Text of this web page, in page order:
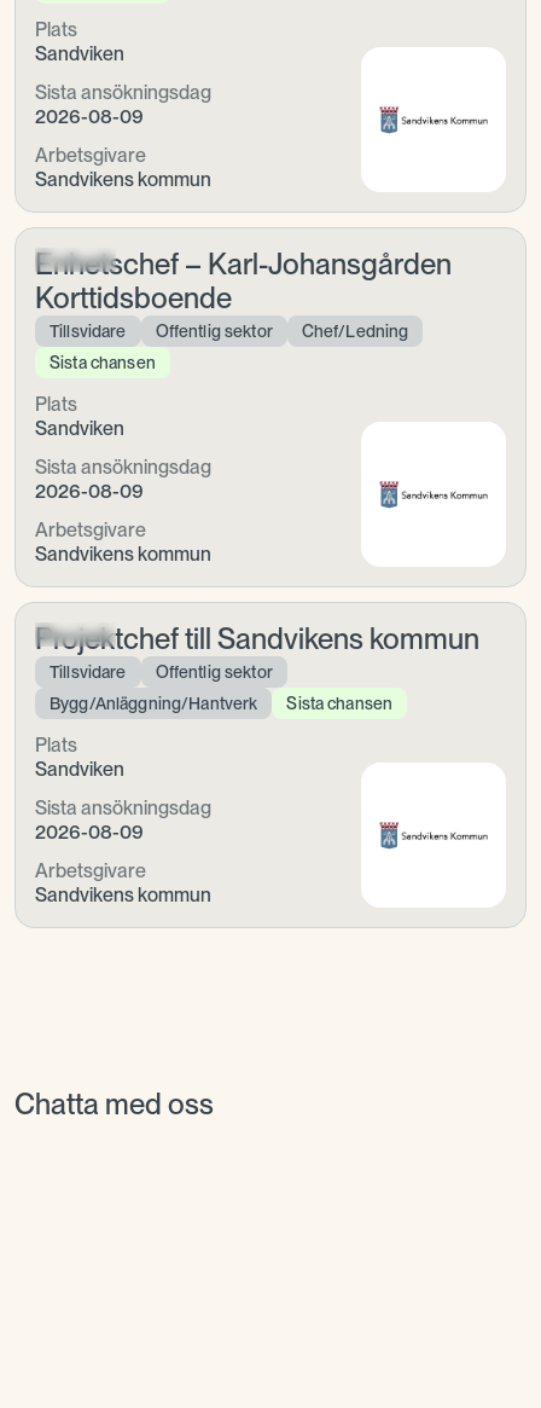
Plats
Sandviken
Sista ansökningsdag
2026-08-09
Arbetsgivare
Sandvikens kommun
Enhetschef – Karl-Johansgården
Korttidsboende
Tillsvidare Offentlig sektor
Chef/Ledning
Sista chansen
Plats
Sandviken
Sista ansökningsdag
2026-08-09
Arbetsgivare
Sandvikens kommun
Projektchef till Sandvikens kommun
Tillsvidare
Offentlig sektor
Bygg/Anläggning/Hantverk
Sista chansen
Plats
Sandviken
Sista ansökningsdag
2026-08-09
Arbetsgivare
Sandvikens kommun
Chatta med oss